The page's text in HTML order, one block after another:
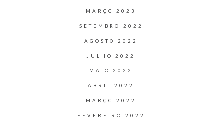
MARÇO 2023
SETEMBRO 2022
AGOSTO 2022
JULHO 2022
MAIO 2022
ABRIL 2022
MARÇO 2022
FEVEREIRO 2022